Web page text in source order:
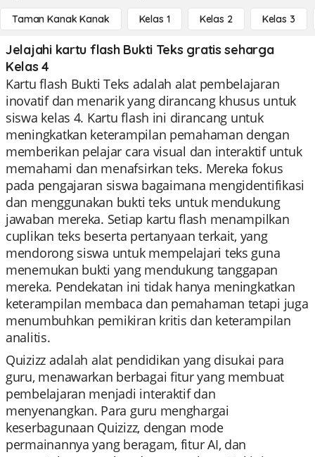
Taman Kanak Kanak Kelas 1 Kelas 2 Kelas 3
Jelajahi kartu flash Bukti Teks gratis seharga
Kelas 4
Kartu flash Bukti Teks adalah alat pembelajaran
inovatif dan menarik yang dirancang khusus untuk
siswa kelas 4. Kartu flash ini dirancang untuk
meningkatkan keterampilan pemahaman dengan
memberikan pelajar cara visual dan interaktif untuk
memahami dan menafsirkan teks. Mereka fokus
pada pengajaran siswa bagaimana mengidentifikasi
dan menggunakan bukti teks untuk mendukung
jawaban mereka. Setiap kartu flash menampilkan
cuplikan teks beserta pertanyaan terkait, yang
mendorong siswa untuk mempelajari teks guna
menemukan bukti yang mendukung tanggapan
mereka. Pendekatan ini tidak hanya meningkatkan
keterampilan membaca dan pemahaman tetapi juga
menumbuhkan pemikiran kritis dan keterampilan
analitis.
Quizizz adalah alat pendidikan yang disukai para
guru, menawarkan berbagai fitur yang membuat
pembelajaran menjadi interaktif dan
menyenangkan. Para guru menghargai
keserbagunaan Quizizz, dengan mode
permainannya yang beragam, fitur AI, dan